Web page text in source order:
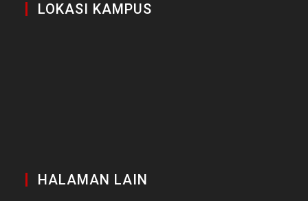
LOKASI KAMPUS
HALAMAN LAIN